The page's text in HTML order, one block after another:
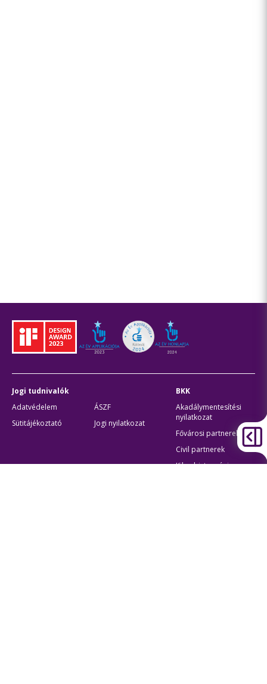
Jogi tudnivalók
Adatvédelem
ÁSZF
Sütitájékoztató
Jogi nyilatkozat
BKK
Akadálymentesítési
nyilatkozat
Fővárosi partnerek
Civil partnerek
Kiberbiztonsági